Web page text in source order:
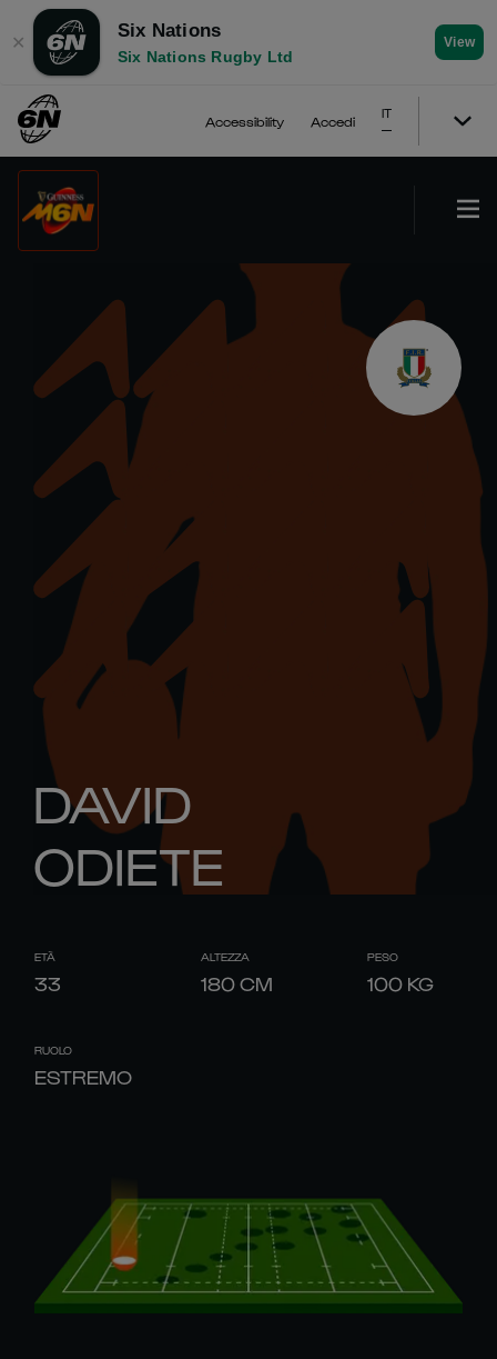
✕
Six Nations
Six Nations Rugby Ltd
View
Accessibility Accedi
IT
DAVID
ODIETE
ETÀ
33
ALTEZZA
180CM
PESO
100 KG
RUOLO
ESTREMO